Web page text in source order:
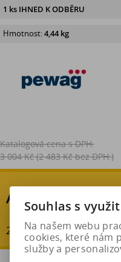
1 ks IHNED K ODBĚRU
Hmotnost:4,44 kg
Katalogová cena s DPH:
3 004 Kč (2 483 Kč bez DPH:)
AKČNÍ SLEVA
20 % - ušetříte : 601 Kč
Souhlas s
Na našem webu
cookies, které nám
služby a